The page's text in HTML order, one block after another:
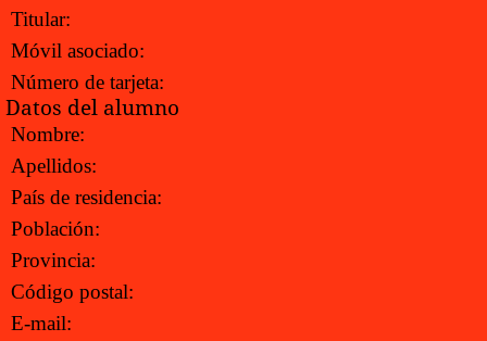
Titular:
Móvil asociado:
Número de tarjeta:
Datos del alumno
Nombre:
Apellidos:
País de residencia:
Población:
Provincia:
Código postal:
E-mail: